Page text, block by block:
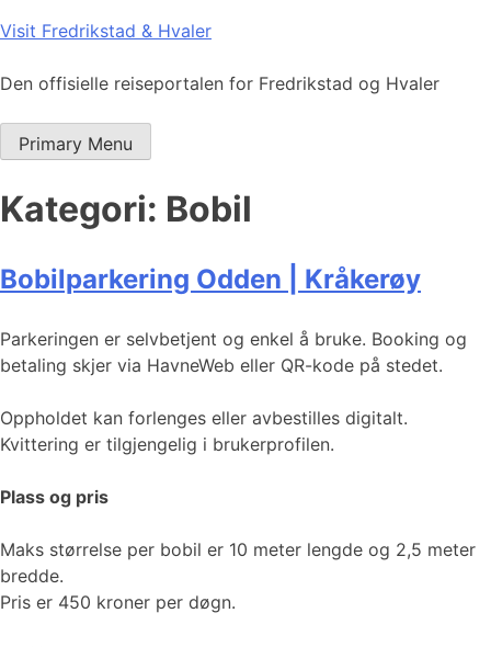
Skip
content
Visit Fredrikstad & Hvaler
Den offisielle reiseportalen for Fredrikstad og Hvaler
Primary Menu
Kategori: Bobil
Bobilparkering Odden | Kråkerøy
Parkeringen er selvbetjent og enkel å bruke. Booking og
betaling skjer via HavneWeb eller QR-kode på stedet.
Oppholdet kan forlenges eller avbestilles digitalt.
Kvittering er tilgjengelig i brukerprofilen.
Plass og pris
Maks størrelse per bobil er 10 meter lengde og 2,5 meter
bredde.
Pris er 450 kroner per døgn.